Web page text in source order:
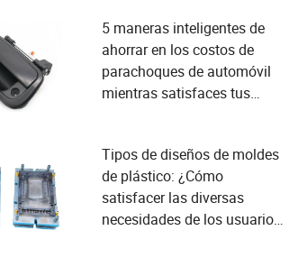
5 maneras inteligentes de
ahorrar en los costos de
parachoques de automóvil
mientras satisfaces tus
Tipos de diseños de moldes
de plástico: ¿Cómo
satisfacer las diversas
necesidades de los usuarios